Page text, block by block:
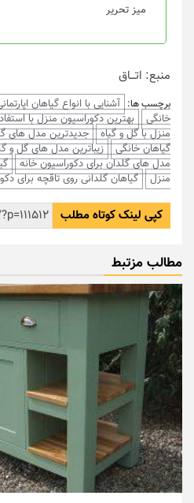
میز تحریر
منبع: اتـــاق
برچسب ها: آشنایی با انواع گیاهان
خانگی
بهترین دکوراسیون منزل با
منزل با گل و گیاه
جدیدترین مدل های
گیاهان خانگی
زیباترین مدل های گل و
مدل های گلدان برای دکوراسیون خانه
منزل
گیاهان گلدانی روی تاقچه برای
کپی لینک کوتاه مطلب
مطالب مزتبط